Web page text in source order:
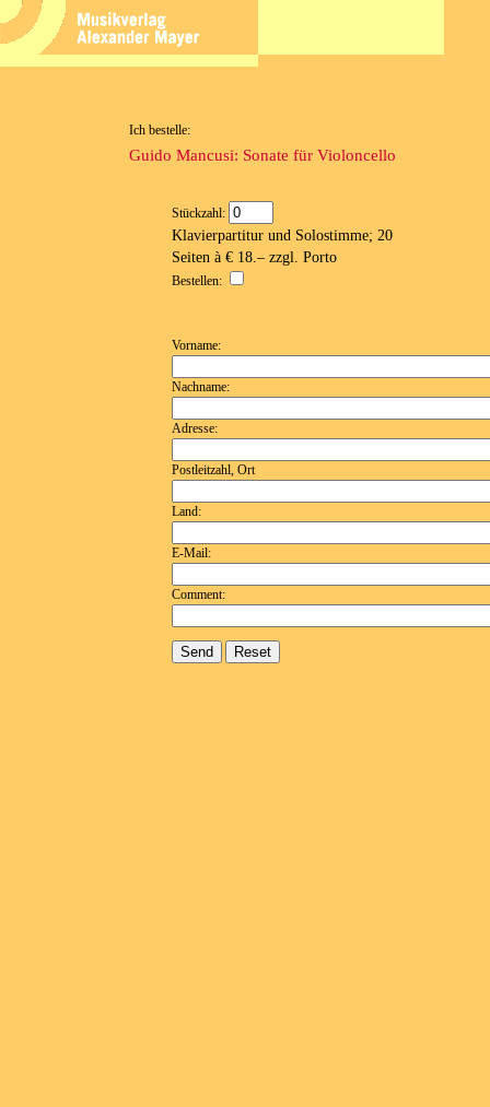
Ich bestelle:
Guido Mancusi: Sonate für Violoncello
Stückzahl:
Klavierpartitur und Solostimme; 20
Seiten à € 18.– zzgl. Porto
Bestellen:
Vorname:
Nachname:
Adresse:
Postleitzahl, Ort
Land:
E-Mail:
Comment: